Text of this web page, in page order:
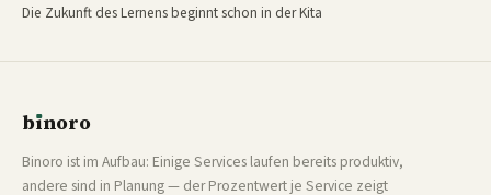
Die Zukunft des Lernens beginnt schon in der Kita
bınoro
Binoro ist im Aufbau: Einige Services laufen bereits produktiv,
andere sind in Planung — der Prozentwert je Service zeigt